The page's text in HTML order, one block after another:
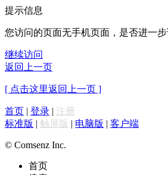
提示信息
您访问的页面无手机页面，是否进一步
继续访问
返回上一页
[ 点击这里返回上一页 ]
首页 | 登录 | 注册
标准版 | 触屏版 | 电脑版 | 客户端
© Comsenz Inc.
首页